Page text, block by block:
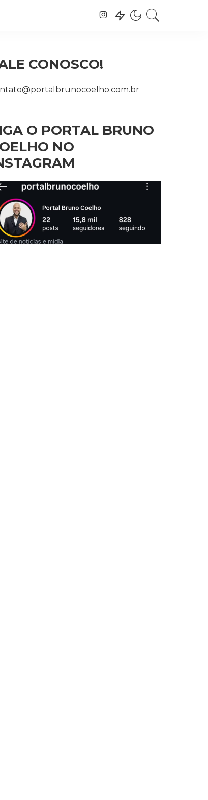
CONOSCO!
O PORTAL BRUNO
NO